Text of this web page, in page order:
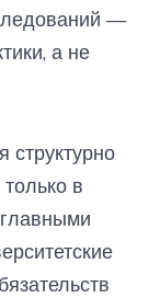
—
а не
структурно
в